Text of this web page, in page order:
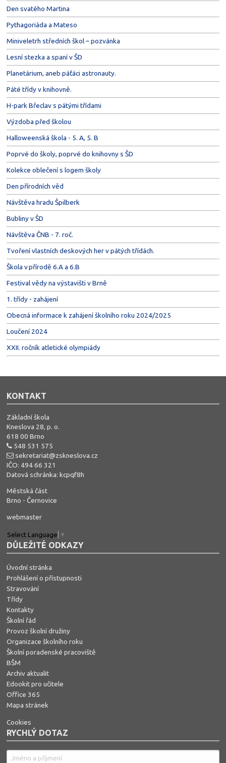
Den svatého Martina
Pythagoriáda a Mateso
Miniveletrh středních škol – pozvánka
Lesní stezka a spaní v ŠD
Planetárium, aneb páťáci astronauty.
Páté třídy v knihovně.
H-park Břeclav s pátými třídami
Výzdoba před školou
Halloweenská škola - 5. A, 5. B
Poprvé do školy, poprvé do knihovny s ŠD
Kolekce oblečení s logem školy
Den přírodních věd
Návštěva hradu Špilberk
Bubliny v ŠD
Návštěva ČNB - 7. roč.
Tvoření vlastních deskových her v pátých třídách.
Škola v přírodě 6.A a 6.B
Festival vědy na výstavišti v Brně
1. třídy - zahájení
Obecná informace k zahájení školního roku 2024/2025
Loučení 2024
XXII. ročník atletické olympiády
KONTAKT
Základní škola
Kneslova 28, p. o.
618 00 Brno
548 531 575
sekretariat@zskneslova.cz
IČO: 494 66 321
Datová schránka: kcpqf8h
Městská část
Brno - Černovice
webmaster
Select Language ▼
DŮLEŽITÉ ODKAZY
Úvodní stránka
Prohlášení o přístupnosti
Stravování
Třídy
Kontakty
Školní řád
Provoz školní družiny
Organizace školního roku
Školní poradenské pracoviště
BŠM
Archiv aktualit
Edookit pro učitele
Office 365
Mapa stránek
Cookies
RYCHLÝ DOTAZ